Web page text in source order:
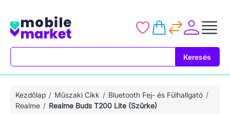
Keresés
Kezdőlap Műszaki Cikk
Bluetooth Fej- és Fülhallgató
Realme
Realme Buds T200 Lite (Szürke)